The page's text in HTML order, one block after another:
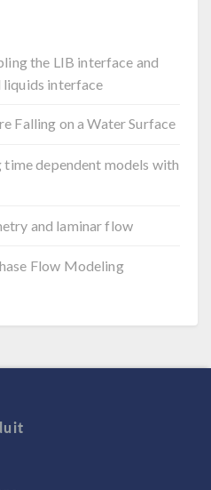
the LIB interface and
liquids interface
Falling on a Water Surface
time dependent models with
and laminar flow
Flow Modeling